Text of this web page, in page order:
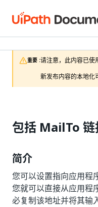
重要 :请注意，此内容已使
新发布内容的本地化
包括 MailTo 链
简介
您可以设置指向应用程
您就可以直接从应用程
必复制该地址并将其输